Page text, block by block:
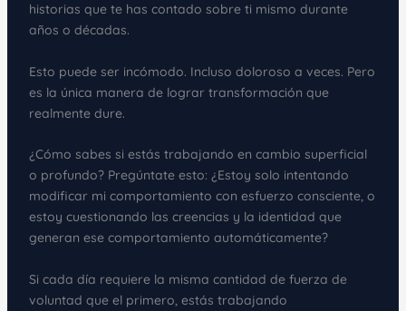
historias que te has contado sobre ti mismo durante
años o décadas.
Esto puede ser incómodo. Incluso doloroso a veces. Pero
es la única manera de lograr transformación que
realmente dure.
¿Cómo sabes si estás trabajando en cambio superficial
o profundo? Pregúntate esto: ¿Estoy solo intentando
modificar mi comportamiento con esfuerzo consciente, o
estoy cuestionando las creencias y la identidad que
generan ese comportamiento automáticamente?
Si cada día requiere la misma cantidad de fuerza de
voluntad que el primero, estás trabajando